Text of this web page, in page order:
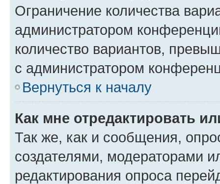
Ограничение количества
администратором
количество вариантов,
с администратором
Вернуться к началу
Как мне отредактировать
Так же, как и сообщения,
создателями, модераторами
редактирования опроса